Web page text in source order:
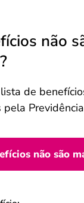
não
de
não são